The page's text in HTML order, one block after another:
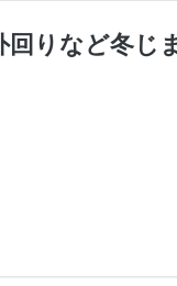
りなど冬じ